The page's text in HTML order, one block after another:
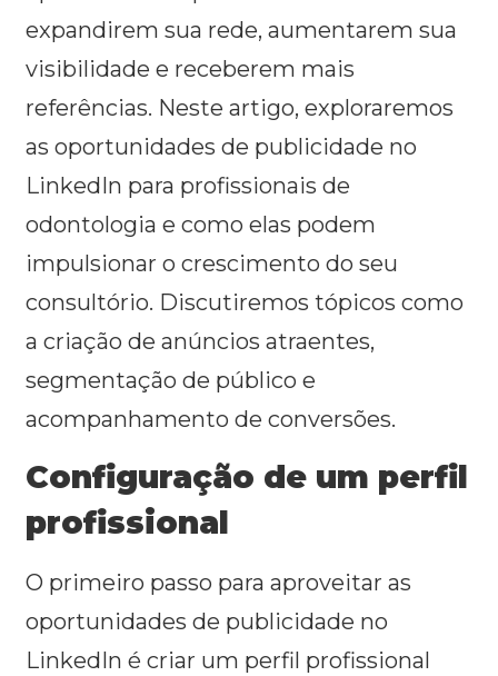
expandirem sua rede, aumentarem sua
visibilidade e receberem mais
referências. Neste artigo, exploraremos
as oportunidades de publicidade no
LinkedIn para profissionais de
odontologia e como elas podem
impulsionar o crescimento do seu
consultório. Discutiremos tópicos como
a criação de anúncios atraentes,
segmentação de público e
acompanhamento de conversões.
Configuração de um perfil
profissional
O primeiro passo para aproveitar as
oportunidades de publicidade no
LinkedIn é criar um perfil profissional